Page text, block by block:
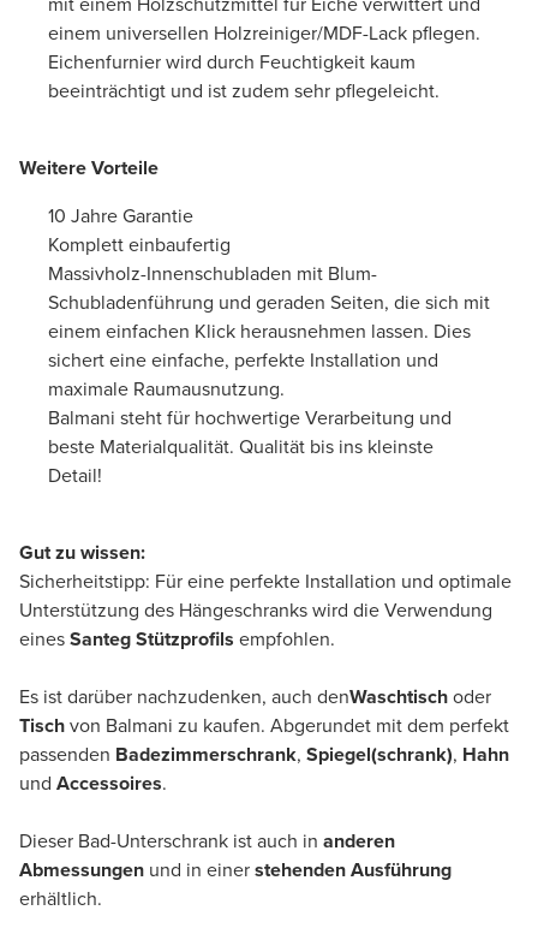
einem universellen Holzreiniger/MDF-Lack pflegen.
Eichenfurnier wird durch Feuchtigkeit kaum
beeinträchtigt und ist zudem sehr pflegeleicht.
Weitere Vorteile
10 Jahre Garantie
Komplett einbaufertig
Massivholz-Innenschubladen mit Blum-
Schubladenführung und geraden Seiten, die sich mit
einem einfachen Klick herausnehmen lassen. Dies
sichert eine einfache, perfekte Installation und
maximale Raumausnutzung.
Balmani steht für hochwertige Verarbeitung und
beste Materialqualität. Qualität bis ins kleinste
Detail!
Gut zu wissen:
Sicherheitstipp: Für eine perfekte Installation und optimale
Unterstützung des Hängeschranks wird die Verwendung
einesSanteg Stützprofils empfohlen.
Es ist darüber nachzudenken, auch denWaschtischoder
Tischvon Balmani zu kaufen. Abgerundet mit dem perfekt
passenden Badezimmerschrank, Spiegel(schrank), Hahn
und Accessoires.
Dieser Bad-Unterschrank ist auch in anderen
Abmessungen und in einerstehenden Ausführung
erhältlich.